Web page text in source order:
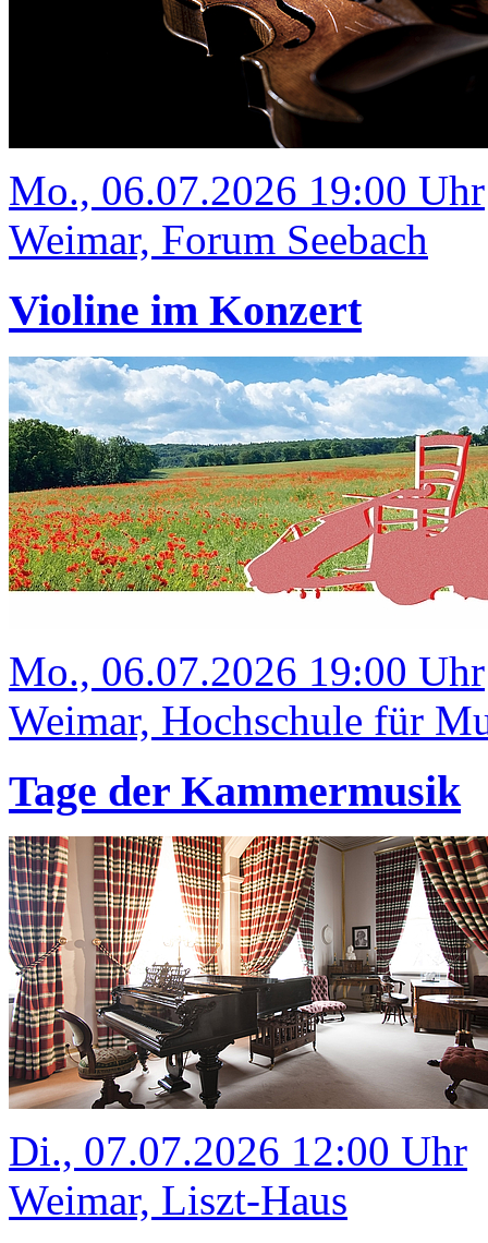
Mo., 06.07.2026 19:00 Uhr
Weimar, Forum Seebach
Violine im Konzert
Mo., 06.07.2026 19:00 Uhr
Weimar, Hochschule für
Tage der Kammermusik
Di., 07.07.2026 12:00 Uhr
Weimar, Liszt-Haus